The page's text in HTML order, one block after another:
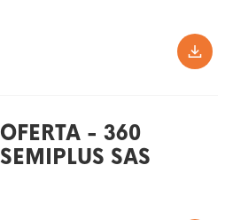
OFERTA - 360
SEMIPLUS SAS